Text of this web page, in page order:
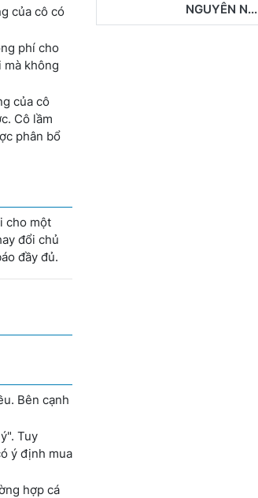
của cô có
phí cho
mà không
của cô
Cô lầm
phân bổ
cho một
đổi chủ
đầy đủ.
Bên cạnh
Tuy
ý định mua
hợp cá
NGUYÊN N...